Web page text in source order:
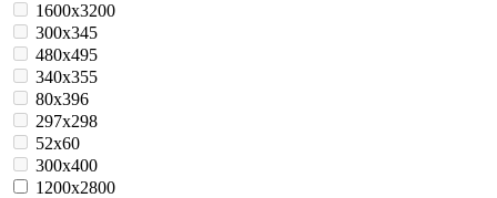
1600х3200
300x345
480x495
340x355
80x396
297x298
52x60
300x400
1200х2800